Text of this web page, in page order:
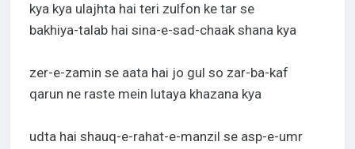
kya kya ulajhta hai teri zulfon ke tar se
bakhiya-talab hai sina-e-sad-chaak shana kya
zer-e-zamin se aata hai jo gul so zar-ba-kaf
qarun ne raste mein lutaya khazana kya
udta hai shauq-e-rahat-e-manzil se asp-e-umr